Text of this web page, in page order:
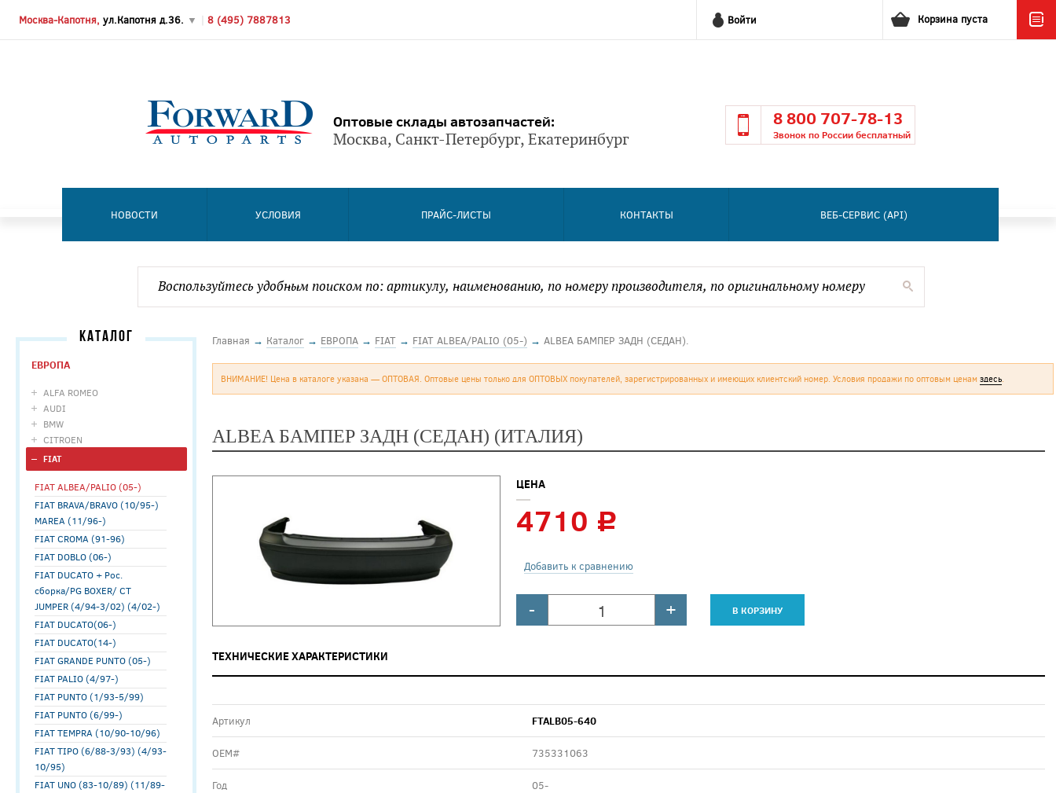
Москва-Капотня, ул.Капотня д.36. ▼ 8 (495) 7887813 Войти Корзина пуста
Оптовые склады автозапчастей:
Москва, Санкт-Петербург, Екатеринбург
8 800 707-78-13
Звонок по России бесплатный
НОВОСТИ УСЛОВИЯ ПРАЙС-ЛИСТЫ КОНТАКТЫ ВЕБ-СЕРВИС (API)
КАТАЛОГ
ЕВРОПА
ALFA ROMEO
AUDI
BMW
CITROEN
FIAT
FIAT ALBEA/PALIO (05-)
FIAT BRAVA/BRAVO (10/95-)
MAREA (11/96-)
FIAT CROMA (91-96)
FIAT DOBLO (06-)
FIAT DUCATO + Рос.
сборка/PG BOXER/ CT
JUMPER (4/94-3/02) (4/02-)
FIAT DUCATO(06-)
FIAT DUCATO(14-)
FIAT GRANDE PUNTO (05-)
FIAT PALIO (4/97-)
FIAT PUNTO (1/93-5/99)
FIAT PUNTO (6/99-)
FIAT TEMPRA (10/90-10/96)
FIAT TIPO (6/88-3/93) (4/93-
10/95)
FIAT UNO (83-10/89) (11/89-
Главная → Каталог → ЕВРОПА → FIAT → FIAT ALBEA/PALIO (05-) → ALBEA БАМПЕР ЗАДН (СЕДАН).
ВНИМАНИЕ! Цена в каталоге указана — ОПТОВАЯ. Оптовые цены только для ОПТОВЫХ покупателей, зарегистрированных и имеющих клиентский номер. Условия продажи по оптовым ценам здесь.
ALBEA БАМПЕР ЗАДН (СЕДАН) (ИТАЛИЯ)
ЦЕНА
4710 c
Добавить к сравнению
- + В КОРЗИНУ
ТЕХНИЧЕСКИЕ ХАРАКТЕРИСТИКИ
Артикул FTALB05-640
ОЕМ# 735331063
Год 05-